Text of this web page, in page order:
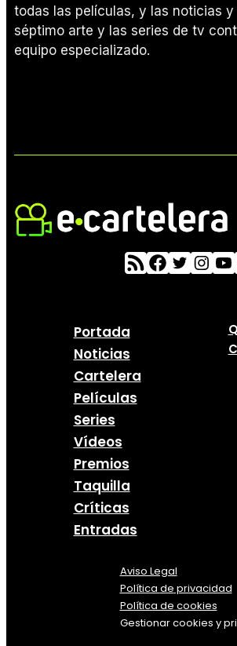
todas las películas, y las noticias
séptimo arte y las series de tv
equipo especializado.
Portada
Noticias
Cartelera
Películas
Series
Vídeos
Premios
Taquilla
Críticas
Entradas
Aviso Legal
Política de privacidad
Política de cookies
Gestionar cookies y